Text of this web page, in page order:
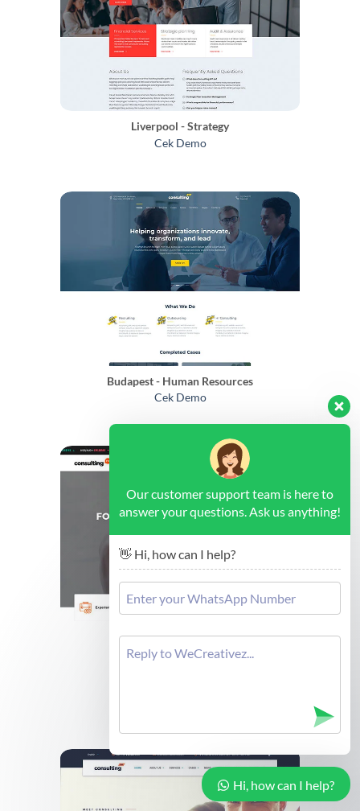
Liverpool - Strategy
Cek Demo
Budapest - Human Resources
Cek Demo
Brussels - Forex Consulting
Cek Demo
Our customer support team is here to
answer your questions. Ask us anything!
👋 Hi, how can I help?
Hi, how can I help?